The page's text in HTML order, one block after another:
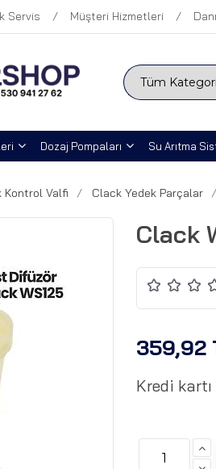
Servis Müşteri Hizmetleri
Dozaj Pompaları Su Arıtma
Kontrol Valfi Clack Yedek Parçalar
Clack
359,92
Kredi